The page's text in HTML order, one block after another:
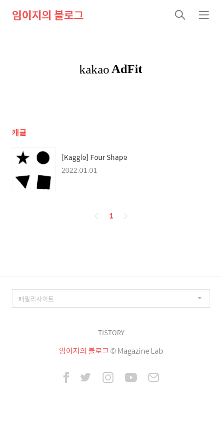
임이지의 블로그
검
색
메
뉴
캐글
[Kaggle] Four Shape
2022.01.01
페
1
TISTORY
임이지의 블로그© Magazine Lab